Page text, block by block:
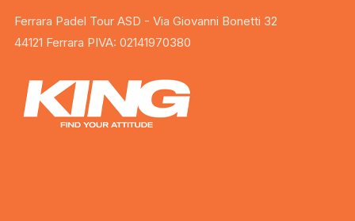
Ferrara Padel Tour ASD - Via Giovanni Bonetti 32
44121 Ferrara PIVA: 02141970380